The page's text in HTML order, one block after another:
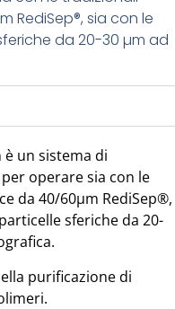
RediSep®, sia con le
da 20-30 µm ad
è un sistema di
operare sia con le
da 40/60µm RediSep®,
sferiche da 20-
purificazione di